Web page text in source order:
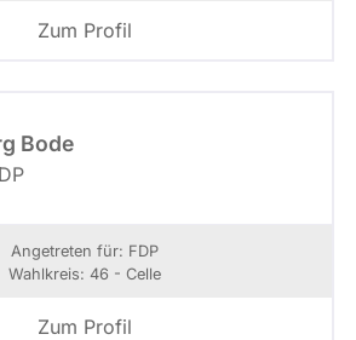
Zum Profil
Bode
Angetreten für: FDP
Wahlkreis: 46 - Celle
Zum Profil